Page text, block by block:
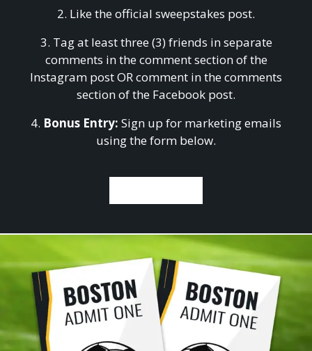
2. Like the official sweepstakes post.
3. Tag at least three (3) friends in separate
comments in the comment section of the
Instagram post OR comment in the comments
section of the Facebook post.
4. Bonus Entry: Sign up for marketing emails
using the form below.